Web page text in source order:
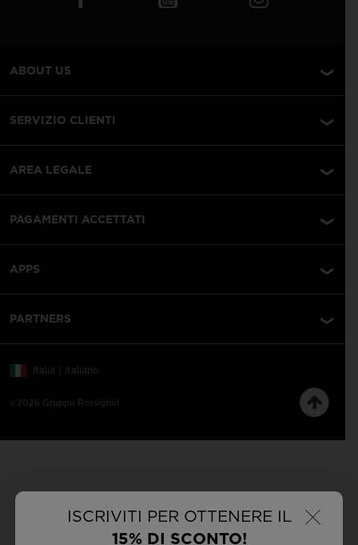
×
ISCRIVITI PER OTTENERE IL
15% DI SCONTO!
ABOUT US
SERVIZIO CLIENTI
AREA LEGALE
PAGAMENTI ACCETTATI
APPS
PARTNERS
©2026 Gruppo Rossignol
Italia | italiano